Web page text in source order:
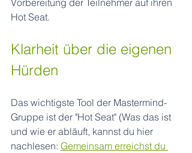
Vorbereitung der Teilnehmer auf ihren
Hot Seat.
Klarheit über die eigenen
Hürden
Das wichtigste Tool der Mastermind-
Gruppe ist der "Hot Seat" (Was das ist
und wie er abläuft, kannst du hier
nachlesen: Gemeinsam erreichst du